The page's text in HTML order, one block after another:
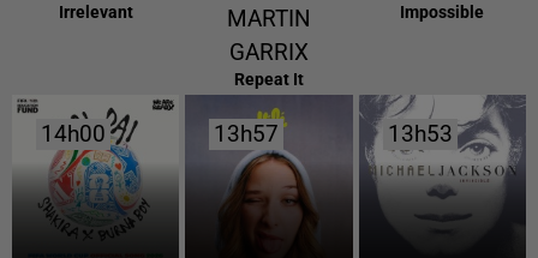
Irrelevant
MARTIN
GARRIX
Repeat It
Impossible
14h00
14h00 13h57
13h57 13h53
13h53